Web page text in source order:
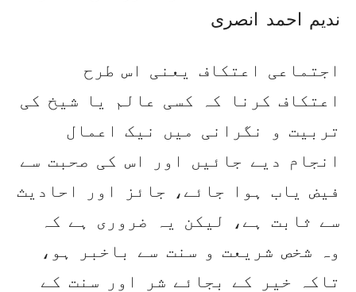
ندیم احمد انصری
اجتماعی اعتکاف یعنی اس طرح
اعتکاف کرنا کہ کسی عالم یا شیخ کی
تربیت و نگرانی میں نیک اعمال
انجام دیے جائیں اور اس کی صحبت سے
فیض یاب ہوا جائے، جائز اور احادیث
سے ثابت ہے، لیکن یہ ضروری ہے کہ
وہ شخص شریعت و سنت سے باخبر ہو،
تاکہ خیر کے بجائے شر اور سنت کے